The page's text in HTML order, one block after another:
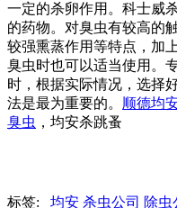
一定的杀卵作用。科士威
的药物。对臭虫有较高的
较强熏蒸作用等特点，加
臭虫时也可以适当使用。
时，根据实际情况，选择
法是最为重要的。 顺德均
臭虫 ，均安杀跳蚤
标签: 均安 杀虫公司 除虫